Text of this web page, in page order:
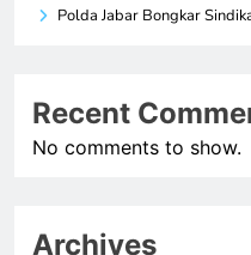
Polda Jabar Bongkar
Recent
No comments to show.
Archives